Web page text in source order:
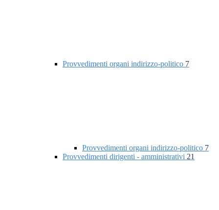
Provvedimenti organi indirizzo-politico 7
Provvedimenti organi indirizzo-politico 7
Provvedimenti dirigenti - amministrativi 21